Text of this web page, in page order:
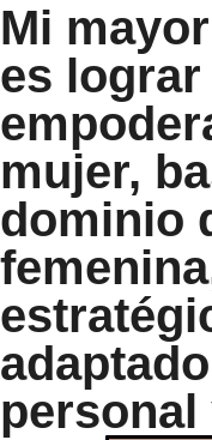
Mi
es lograr
mujer,
dominio